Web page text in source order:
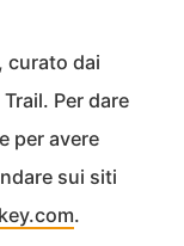
curato dai
Per dare
per avere
sui siti
.